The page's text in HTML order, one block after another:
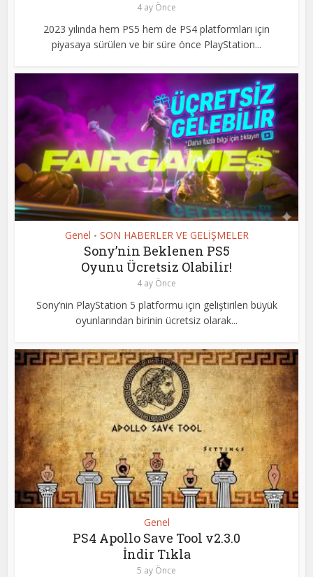
4 ay Önce
2023 yılında hem PS5 hem de PS4 platformları için
piyasaya sürülen ve bir süre önce PlayStation...
Genel • SON HABERLER VE GELİŞMELER
Sony’nin Beklenen PS5
Oyunu Ücretsiz Olabilir!
4 ay Önce
Sony’nin PlayStation 5 platformu için geliştirilen büyük
oyunlarından birinin ücretsiz olarak...
Genel
PS4 Apollo Save Tool v2.3.0
İndir Tıkla
5 ay Önce